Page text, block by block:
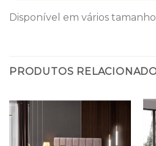
Disponível em vários
PRODUTOS